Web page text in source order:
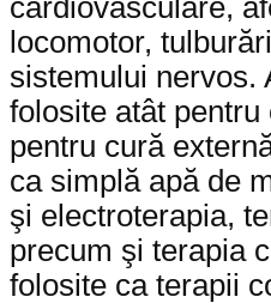
cardiovasculare,
locomotor,
sistemului nervos.
folosite atât
pentru cură
ca simplă apă de
şi electroterapia,
precum şi terapia
folosite ca terapii